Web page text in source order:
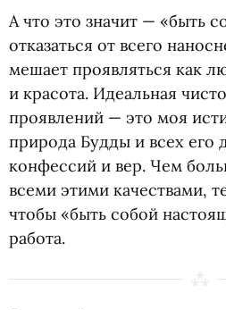
А что это значит — «быть
отказаться от всего
мешает проявляться как
и красота. Идеальная
проявлений — это моя
природа Будды и всех его
конфессий и вер. Чем
всеми этими качествами,
чтобы «быть собой
работа.